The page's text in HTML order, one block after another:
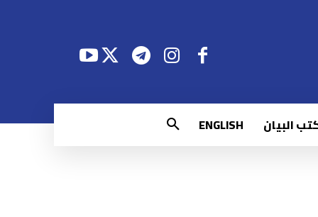
البيان ENGLISH